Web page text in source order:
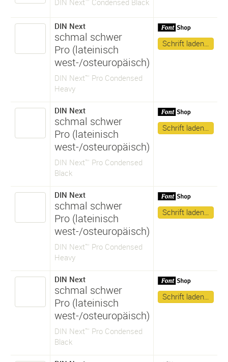
DIN Next
schmal schwer
Pro (lateinisch
west-/osteuropäisch)
DIN Next™ Pro Condensed
Heavy
Schrift laden…
DIN Next
schmal schwer
Pro (lateinisch
west-/osteuropäisch)
DIN Next™ Pro Condensed
Black
Schrift laden…
DIN Next
schmal schwer
Pro (lateinisch
west-/osteuropäisch)
DIN Next™ Pro Condensed
Heavy
Schrift laden…
DIN Next
schmal schwer
Pro (lateinisch
west-/osteuropäisch)
DIN Next™ Pro Condensed
Black
Schrift laden…